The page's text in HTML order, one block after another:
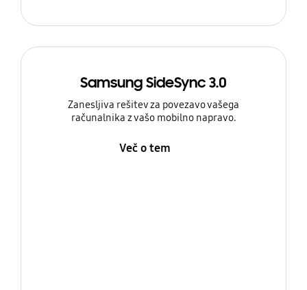
Samsung SideSync 3.0
Zanesljiva rešitev za povezavo vašega
računalnika z vašo mobilno napravo.
Več o tem